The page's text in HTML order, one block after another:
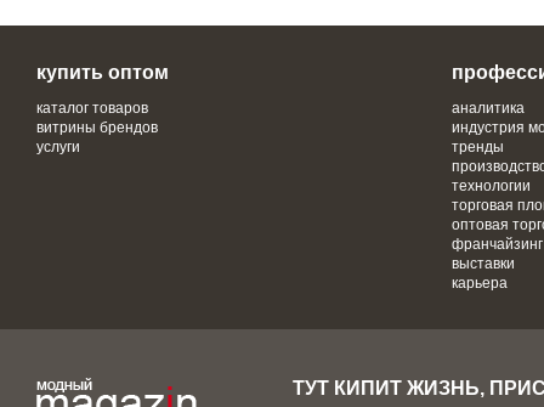
купить оптом
каталог товаров
витрины брендов
услуги
аналитика
индустрия
тренды
технологии
торговая
оптовая
франчайзинг
выставки
карьера
ТУТ КИПИТ ЖИЗНЬ,